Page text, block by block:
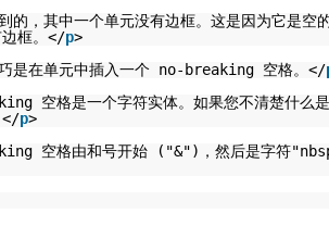
的，其中一个单元没有边框。这是因为它是空
边框。</p>
是在单元中插入一个 no-breaking 空格。</
空格是一个字符实体。如果您不清楚什么
</p>
空格由和号开始 ("&")，然后是字符